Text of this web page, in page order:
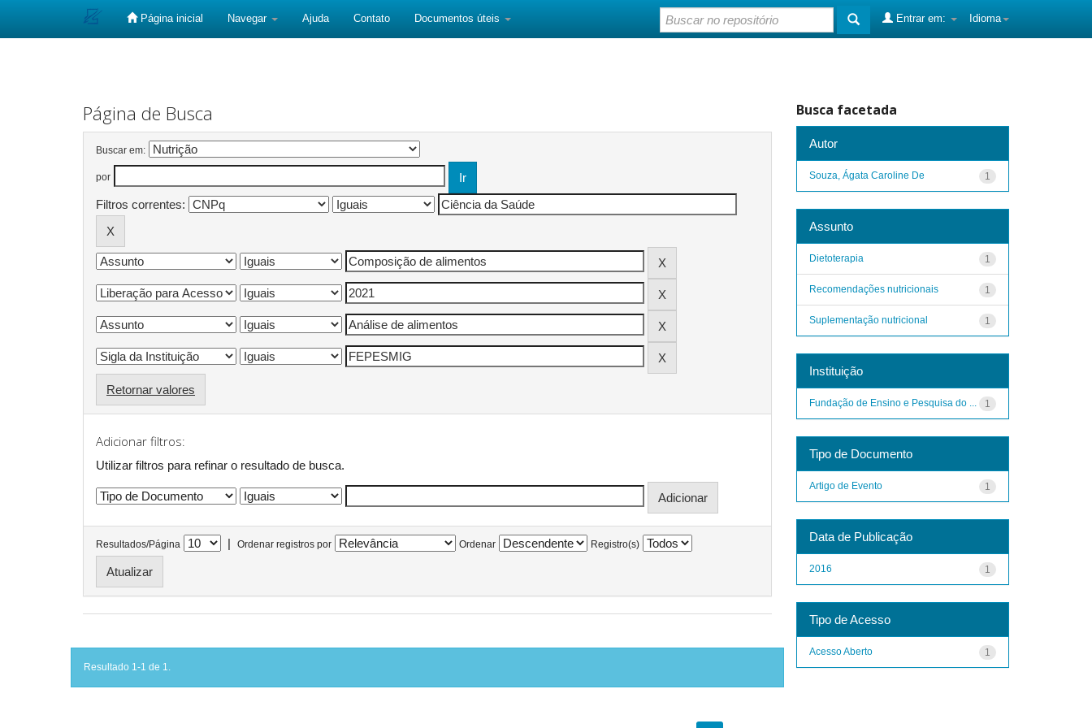
Página inicial Navegar Ajuda Contato Documentos úteis Idioma
Entrar em:
Página de Busca
Buscar em:
por
Filtros correntes:
Retornar valores
Adicionar filtros:
Utilizar filtros para refinar o resultado de busca.
Resultados/Página | Ordenar registros por Ordenar Registro(s)
Resultado 1-1 de 1.
Busca facetada
Autor
1
Souza, Ágata Caroline De
Assunto
1
Dietoterapia
1
Recomendações nutricionais
1
Suplementação nutricional
Instituição
1
Fundação de Ensino e Pesquisa do ...
Tipo de Documento
1
Artigo de Evento
Data de Publicação
1
2016
Tipo de Acesso
1
Acesso Aberto